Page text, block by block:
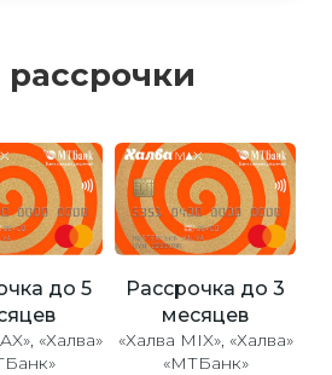
до 5
«Халва»
Рассрочка до 3
месяцев
«Халва MIX», «Халва»
«МТБанк»